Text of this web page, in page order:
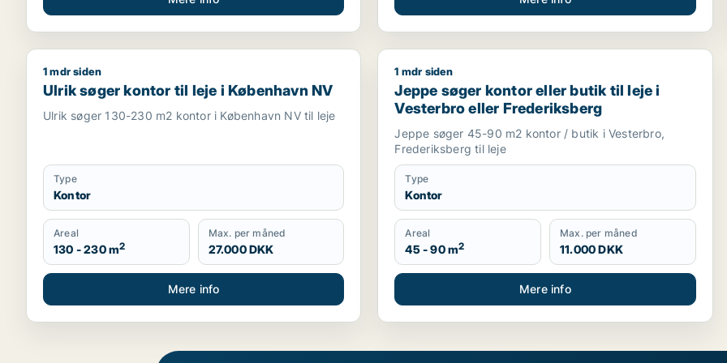
Ulrik søger kontor til leje i København NV
1 mdr siden
Ulrik søger kontor til leje i København NV
Ulrik søger 130-230 m2 kontor i København NV til leje
Type
Kontor
Areal
130 - 230 m2
Max. per måned
27.000 DKK
Mere info
Jeppe søger kontor eller butik til leje i Vesterbro
1 mdr siden
Jeppe søger kontor eller butik til leje i
Vesterbro eller Frederiksberg
Jeppe søger 45-90 m2 kontor / butik i Vesterbro,
Frederiksberg til leje
Type
Kontor
Areal
45 - 90 m2
Max. per måned
11.000 DKK
Mere info